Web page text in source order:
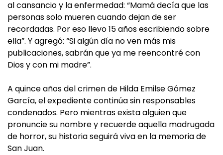
al cansancio y la enfermedad: “Mamá decía que las
personas solo mueren cuando dejan de ser
recordadas. Por eso llevo 15 años escribiendo sobre
ella”. Y agregó: “Si algún día no ven más mis
publicaciones, sabrán que ya me reencontré con
Dios y con mi madre”.
A quince años del crimen de Hilda Emilse Gómez
García, el expediente continúa sin responsables
condenados. Pero mientras exista alguien que
pronuncie su nombre y recuerde aquella madrugada
de horror, su historia seguirá viva en la memoria de
San Juan.